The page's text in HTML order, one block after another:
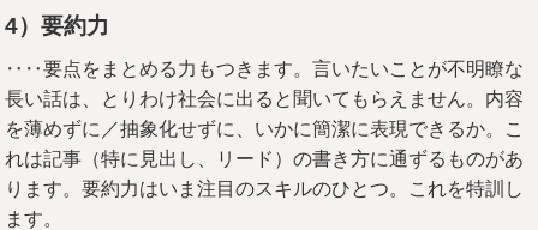
4）要約力
‥‥要点をまとめる力もつきます。言いたいことが不明瞭な
長い話は、とりわけ社会に出ると聞いてもらえません。内容
を薄めずに／抽象化せずに、いかに簡潔に表現できるか。こ
れは記事（特に見出し、リード）の書き方に通ずるものがあ
ります。要約力はいま注目のスキルのひとつ。これを特訓し
ます。